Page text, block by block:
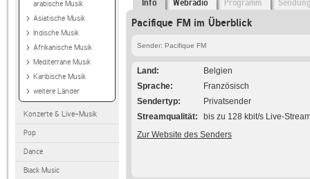
arabische Musik
Asiatische Musik
Indische Musik
Afrikanische Musik
Mediterrane Musik
Karibische Musik
weitere Länder
Konzerte & Live-Musik
Pop
Dance
Black Music
Info Webradio Programm
Pacifique FM im Überblick
Sender: Pacifique FM
Land
Belgien
Sprache
Französisch
Sendertyp
Privatsender
Streamqualität
bis zu 128 kbit/s Live-
Zur Website des Senders